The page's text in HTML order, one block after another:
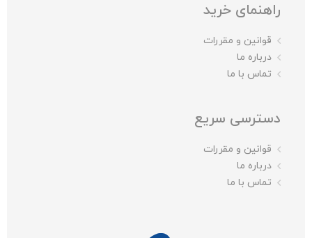
راهنمای خرید
قوانین و مقررات
درباره ما
تماس با ما
دسترسی سریع
قوانین و مقررات
درباره ما
تماس با ما